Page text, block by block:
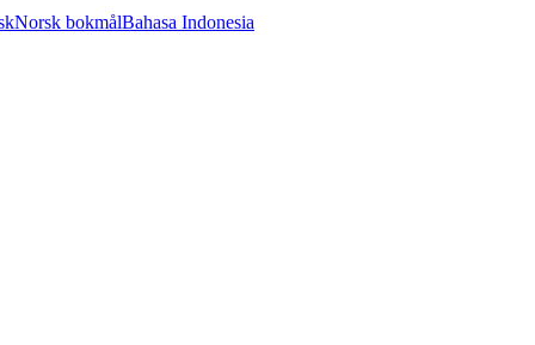
Norsk bokmålBahasa Indonesia